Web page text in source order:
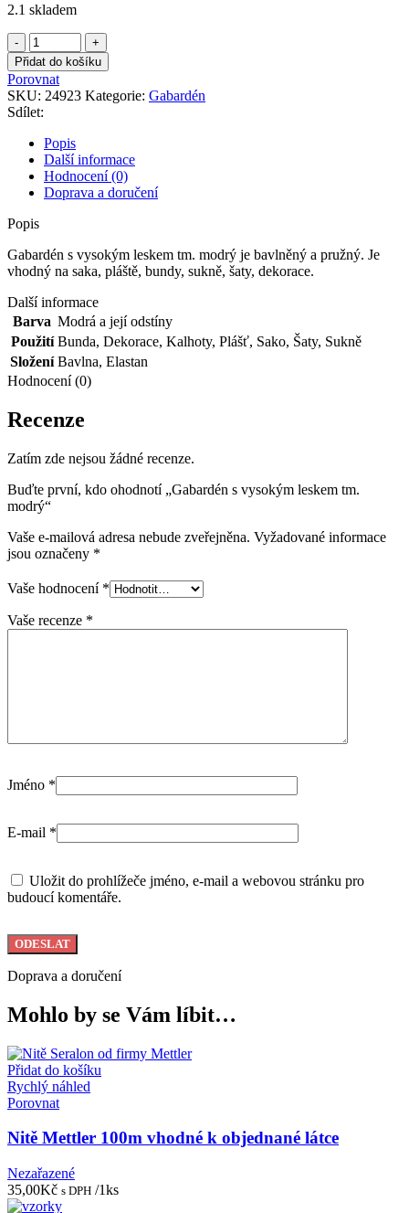
2.1 skladem
Gabardén
s
vysokým
leskem
tm.
modrý
množství
Přidat do košíku
Porovnat
SKU: 24923 Kategorie: Gabardén
Sdílet:
Popis
Další informace
Hodnocení (0)
Doprava a doručení
Popis
Gabardén s vysokým leskem tm. modrý je bavlněný a pružný. Je
vhodný na saka, pláště, bundy, sukně, šaty, dekorace.
Další informace
Barva Modrá a její odstíny
Použití Bunda, Dekorace, Kalhoty, Plášť, Sako, Šaty, Sukně
Složení Bavlna, Elastan
Hodnocení (0)
Recenze
Zatím zde nejsou žádné recenze.
Buďte první, kdo ohodnotí „Gabardén s vysokým leskem tm.
modrý“
Vaše e-mailová adresa nebude zveřejněna. Vyžadované informace
jsou označeny *
Vaše hodnocení *
Vaše recenze *
Jméno *
E-mail *
Uložit do prohlížeče jméno, e-mail a webovou stránku pro
budoucí komentáře.
Doprava a doručení
Mohlo by se Vám líbit…
Přidat do košíku
Rychlý náhled
Porovnat
Nitě Mettler 100m vhodné k objednané látce
Nezařazené
35,00Kč s DPH /1ks